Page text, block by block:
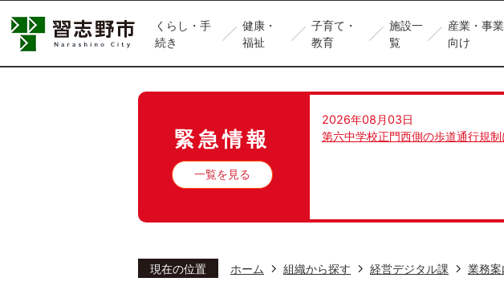
くらし・手
続き
健康・
福祉
子育て・
教育
施設一
覧
産業・事
向け
緊急情報
一覧を見る
2026年08月03日
第六中学校正門西側の歩道通行規
現在の位置 ホーム 組織から探す 経営デジタル課 業務案